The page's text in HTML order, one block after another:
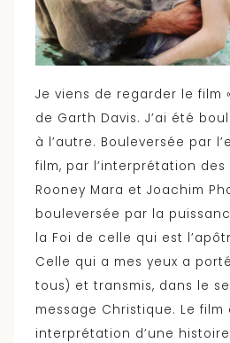
Je viens de regarder le film
de Garth Davis. J’ai été
à l’autre. Bouleversée par
film, par l’interprétation
Rooney Mara et Joachim
bouleversée par la
la Foi de celle qui est
Celle qui a mes yeux a
tous) et transmis, dans le
message Christique. Le
interprétation d’une